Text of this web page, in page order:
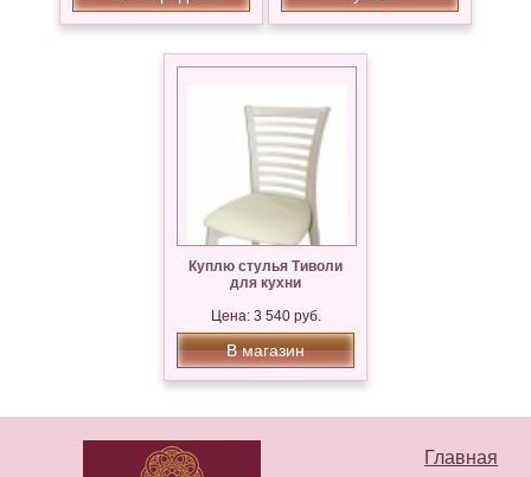
Куплю стулья Тиволи
для кухни
Цена: 3 540 руб.
В магазин
Главная